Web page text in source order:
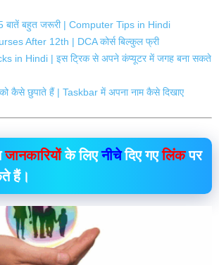
बातें बहुत जरूरी | Computer Tips in Hindi
After 12th | DCA कोर्स बिल्कुल फ्री
in Hindi | इस ट्रिक से अपने कंप्यूटर में जगह बना सकते
कैसे छुपाते हैं | Taskbar में अपना नाम कैसे दिखाए
जानकारियोंके लिएनीचेदिए गएलिंकपर
हैं।